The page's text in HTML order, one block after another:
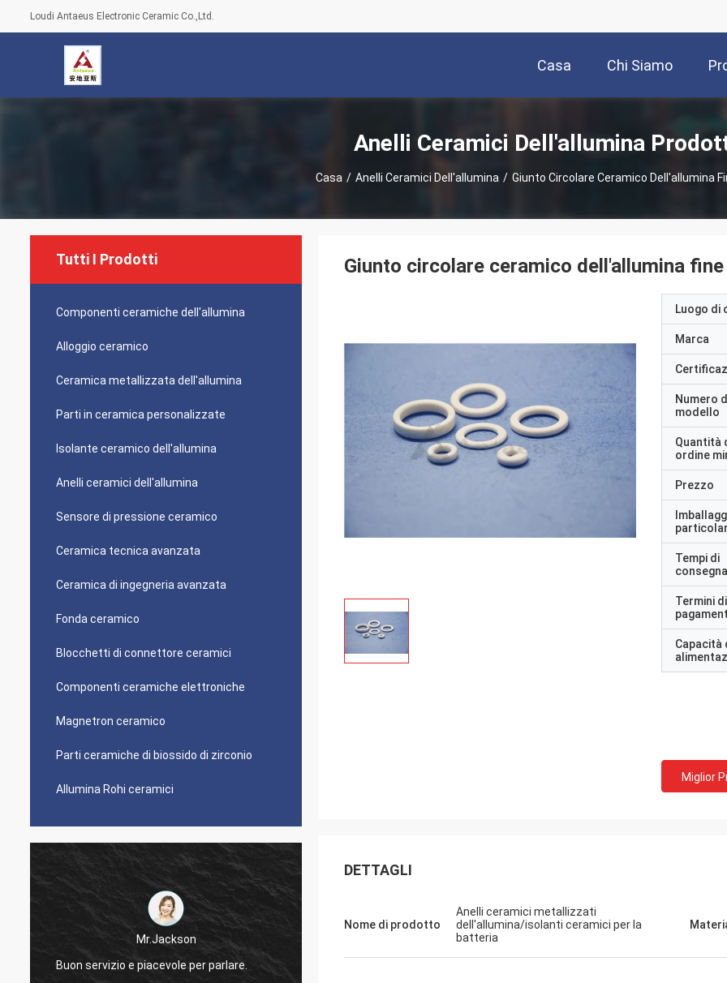
Loudi Antaeus Electronic Ceramic Co.,Ltd.
Casa Chi Siamo
Anelli Ceramici Dell'allumina
Casa / Anelli Ceramici Dell'allumina / Giunto Circolare Ceramico Dell'allumina
Tutti I Prodotti
Componenti ceramiche dell'allumina
Alloggio ceramico
Ceramica metallizzata dell'allumina
Parti in ceramica personalizzate
Isolante ceramico dell'allumina
Anelli ceramici dell'allumina
Sensore di pressione ceramico
Ceramica tecnica avanzata
Ceramica di ingegneria avanzata
Fonda ceramico
Blocchetti di connettore ceramici
Componenti ceramiche elettroniche
Magnetron ceramico
Parti ceramiche di biossido di zirconio
Allumina Rohi ceramici
Mr.Jackson
Buon servizio e piacevole per parlare.
Mr.Farn
Giunto circolare ceramico dell'allumina fine
Luogo di
Marca
Numero
modello
Quantità
ordine
Prezzo
Tempi di
consegna
Termini di
Capacità
Miglior
DETTAGLI
Nome di prodotto
Anelli ceramici metallizzati
dell'allumina/isolanti ceramici per la
batteria